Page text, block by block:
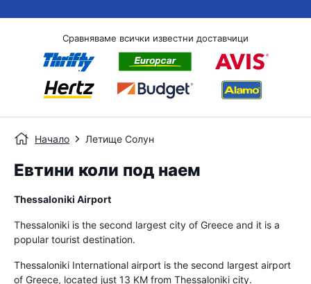
Сравняваме всички известни доставчици
Начало Летище Солун
Евтини коли под наем
Thessaloniki Airport
Thessaloniki is the second largest city of Greece and it is a
popular tourist destination.
Thessaloniki International airport is the second largest airport
of Greece, located just 13 KM from Thessaloniki city.